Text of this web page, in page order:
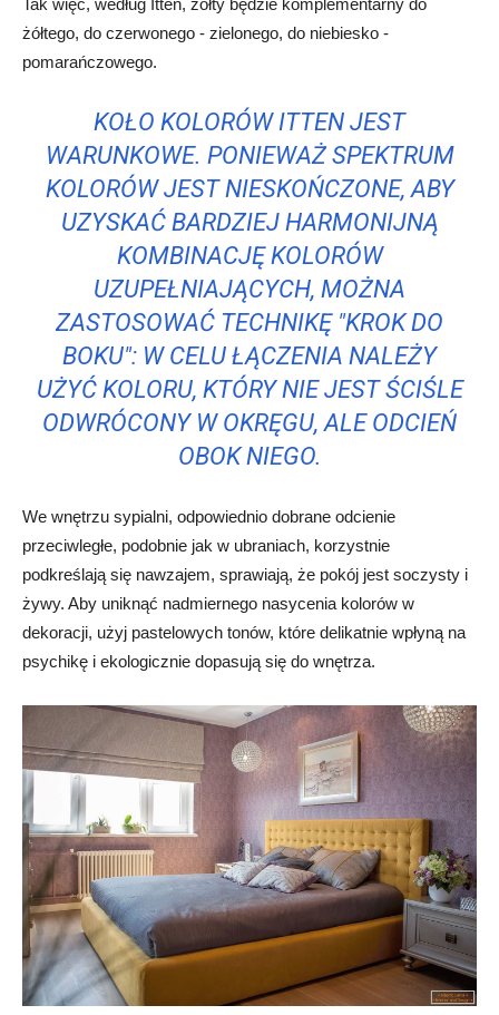
żółtego, do czerwonego - zielonego, do niebiesko -
pomarańczowego.
KOŁO KOLORÓW ITTEN JEST
WARUNKOWE. PONIEWAŻ SPEKTRUM
KOLORÓW JEST NIESKOŃCZONE, ABY
UZYSKAĆ BARDZIEJ HARMONIJNĄ
KOMBINACJĘ KOLORÓW
UZUPEŁNIAJĄCYCH, MOŻNA
ZASTOSOWAĆ TECHNIKĘ "KROK DO
BOKU": W CELU ŁĄCZENIA NALEŻY
UŻYĆ KOLORU, KTÓRY NIE JEST ŚCIŚLE
ODWRÓCONY W OKRĘGU, ALE ODCIEŃ
OBOK NIEGO.
We wnętrzu sypialni, odpowiednio dobrane odcienie
przeciwległe, podobnie jak w ubraniach, korzystnie
podkreślają się nawzajem, sprawiają, że pokój jest soczysty i
żywy. Aby uniknąć nadmiernego nasycenia kolorów w
dekoracji, użyj pastelowych tonów, które delikatnie wpłyną na
psychikę i ekologicznie dopasują się do wnętrza.